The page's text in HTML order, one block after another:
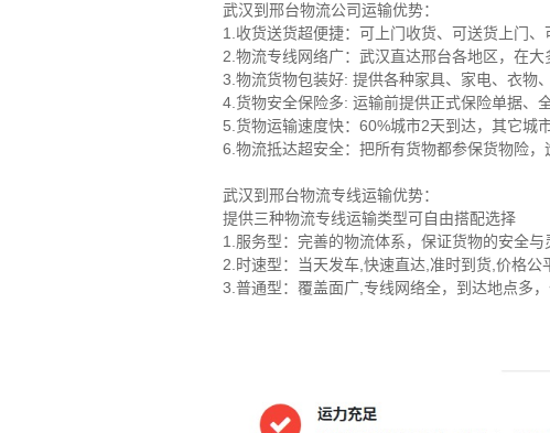
武汉到邢台物流公司运输优势：
1.收货送货超便捷：可上门收货、可送货上门
2.物流专线网络广：武汉直达邢台各地区，在大
3.物流货物包装好: 提供各种家具、家电、衣物
4.货物安全保险多: 运输前提供正式保险单据、
5.货物运输速度快：60%城市2天到达，其它城
6.物流抵达超安全：把所有货物都参保货物险
武汉到邢台物流专线运输优势：
提供三种物流专线运输类型可自由搭配选择
1.服务型：完善的物流体系，保证货物的安全与
2.时速型：当天发车,快速直达,准时到货,价格公
3.普通型：覆盖面广,专线网络全，到达地点多